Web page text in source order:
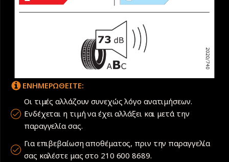
ΕΝΗΜΕΡΩΘΕΙΤΕ:
Οι τιμές αλλάζουν συνεχώς λόγο ανατιμήσεων.
Ενδέχεται η τιμή να έχει αλλάξει και μετά την
παραγγελία σας.
Για επιβεβαίωση αποθέματος, πριν την παραγγελία
σας καλέστε μας στο 210 600 8689.